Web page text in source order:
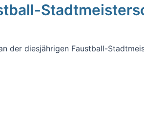
der diesjährigen Faustball-